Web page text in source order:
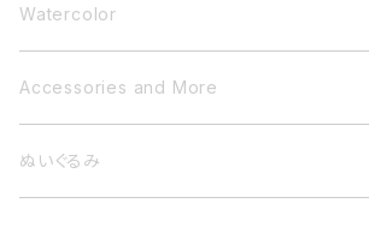
小さいドール
衣装ドール
ぬいぐるみ
Watercolor
Accessories and More
ぬいぐるみ